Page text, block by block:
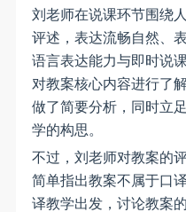
刘老师在说课环节围绕
评述，表达流畅自然、
语言表达能力与即时说
对教案核心内容进行了
做了简要分析，同时立
学的构思。
不过，刘老师对教案的
简单指出教案不属于口
译教学出发，讨论教案